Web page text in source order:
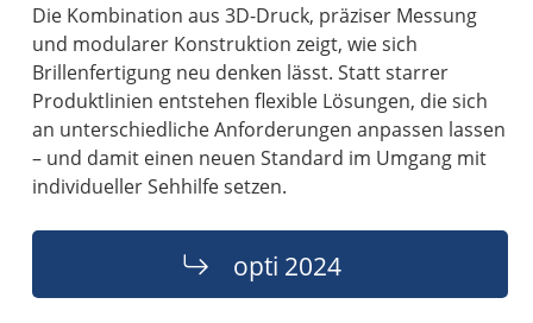
Die Kombination aus 3D-Druck, präziser Messung
und modularer Konstruktion zeigt, wie sich
Brillenfertigung neu denken lässt. Statt starrer
Produktlinien entstehen flexible Lösungen, die sich
an unterschiedliche Anforderungen anpassen lassen
– und damit einen neuen Standard im Umgang mit
individueller Sehhilfe setzen.
opti 2024